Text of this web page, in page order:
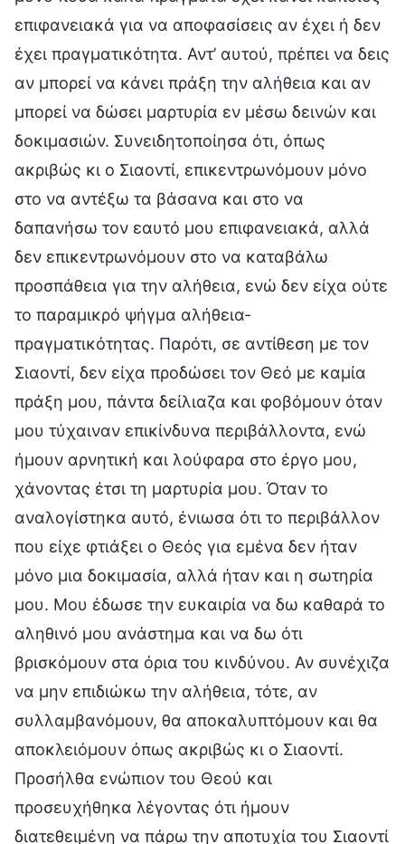
επιφανειακά για να αποφασίσεις αν έχει ή δεν
έχει πραγματικότητα. Αντ’ αυτού, πρέπει να δεις
αν μπορεί να κάνει πράξη την αλήθεια και αν
μπορεί να δώσει μαρτυρία εν μέσω δεινών και
δοκιμασιών. Συνειδητοποίησα ότι, όπως
ακριβώς κι ο Σιαοντί, επικεντρωνόμουν μόνο
στο να αντέξω τα βάσανα και στο να
δαπανήσω τον εαυτό μου επιφανειακά, αλλά
δεν επικεντρωνόμουν στο να καταβάλω
προσπάθεια για την αλήθεια, ενώ δεν είχα ούτε
το παραμικρό ψήγμα αλήθεια-
πραγματικότητας. Παρότι, σε αντίθεση με τον
Σιαοντί, δεν είχα προδώσει τον Θεό με καμία
πράξη μου, πάντα δείλιαζα και φοβόμουν όταν
μου τύχαιναν επικίνδυνα περιβάλλοντα, ενώ
ήμουν αρνητική και λούφαρα στο έργο μου,
χάνοντας έτσι τη μαρτυρία μου. Όταν το
αναλογίστηκα αυτό, ένιωσα ότι το περιβάλλον
που είχε φτιάξει ο Θεός για εμένα δεν ήταν
μόνο μια δοκιμασία, αλλά ήταν και η σωτηρία
μου. Μου έδωσε την ευκαιρία να δω καθαρά το
αληθινό μου ανάστημα και να δω ότι
βρισκόμουν στα όρια του κινδύνου. Αν συνέχιζα
να μην επιδιώκω την αλήθεια, τότε, αν
συλλαμβανόμουν, θα αποκαλυπτόμουν και θα
αποκλειόμουν όπως ακριβώς κι ο Σιαοντί.
Προσήλθα ενώπιον του Θεού και
προσευχήθηκα λέγοντας ότι ήμουν
διατεθειμένη να πάρω την αποτυχία του Σιαοντί